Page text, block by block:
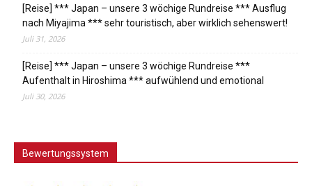
[Reise] *** Japan – unsere 3 wöchige Rundreise *** Ausflug
nach Miyajima *** sehr touristisch, aber wirklich sehenswert!
Juli 31, 2026
[Reise] *** Japan – unsere 3 wöchige Rundreise ***
Aufenthalt in Hiroshima *** aufwühlend und emotional
Juli 30, 2026
Bewertungssystem